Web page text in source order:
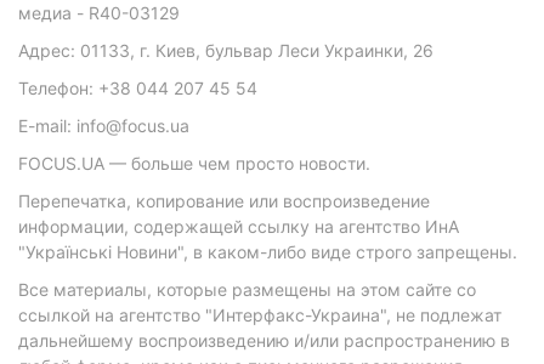
медиа - R40-03129
Адрес: 01133, г. Киев, бульвар Леси Украинки, 26
Телефон: +38 044 207 45 54
E-mail: info@focus.ua
FOCUS.UA — больше чем просто новости.
Перепечатка, копирование или воспроизведение
информации, содержащей ссылку на агентство ИнА
"Українські Новини", в каком-либо виде строго запрещены.
Все материалы, которые размещены на этом сайте со
ссылкой на агентство "Интерфакс-Украина", не подлежат
дальнейшему воспроизведению и/или распространению в